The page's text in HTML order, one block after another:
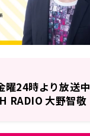
曜24時より放送中
RADIO 大野智敬